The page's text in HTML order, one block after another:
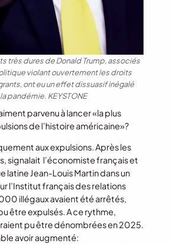
très dures de Donald Trump, associés
violant ouvertement les droits
ont eu un effet dissuasif inégalé
pandémie. KEYSTONE
parvenu à lancer «la plus
de l’histoire américaine»?
aux expulsions. Après les
signalait l’économiste français et
latine Jean-Louis Martin dans un
l’Institut français des relations
illégaux avaient été arrêtés,
être expulsés. A ce rythme,
pu être dénombrées en 2025.
avoir augmenté: